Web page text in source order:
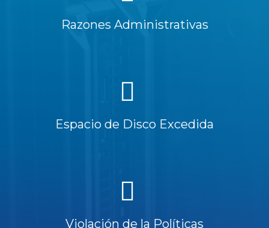
Razones Administrativas
Espacio de Disco Excedida
Violación de la Políticas